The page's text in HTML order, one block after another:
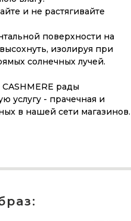
и не растягивайте
поверхности на
изолируя при
солнечных лучей.
рады
услугу - прачечная и
в нашей сети магазинов.